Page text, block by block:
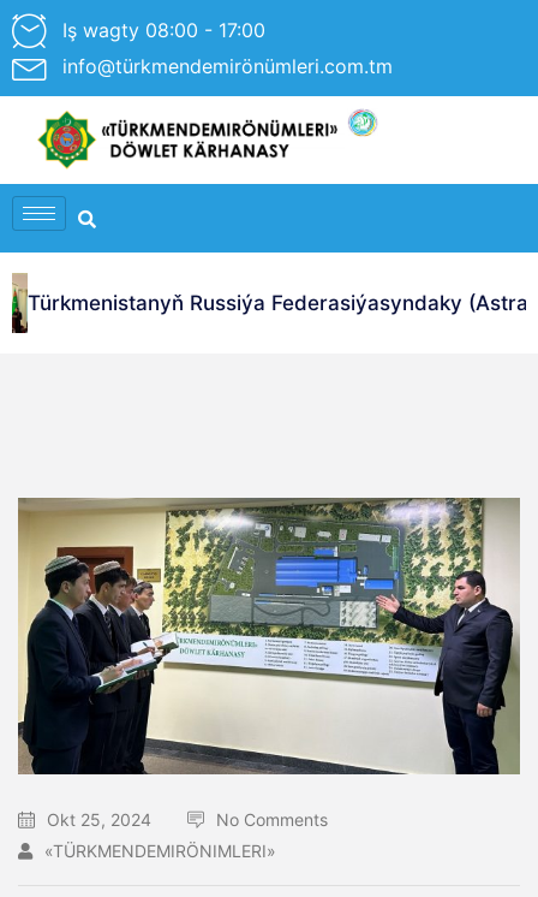
Iş wagty 08:00 - 17:00
info@türkmendemirönümleri.com.tm
Türkmenistanyň Russiýa Federasiýasyndaky
Okt 25, 2024
No Comments
«TÜRKMENDEMIRÖNIMLERI»